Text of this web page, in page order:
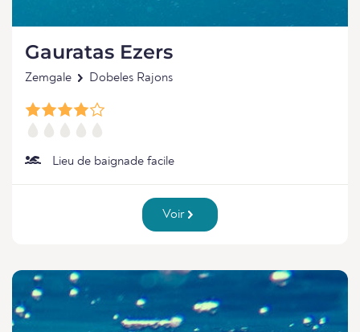
Gauratas Ezers
Zemgale Dobeles Rajons
Lieu de baignade facile
Voir